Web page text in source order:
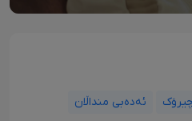
ئەدەبی منداڵان